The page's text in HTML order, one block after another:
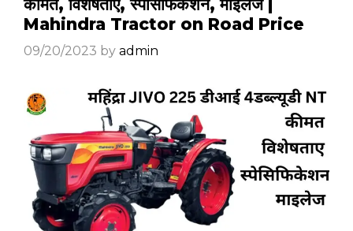
कीमत, विशेषताए, स्पेसिफिकेशन, माइलेज |
Mahindra Tractor on Road Price
09/20/2023 by admin